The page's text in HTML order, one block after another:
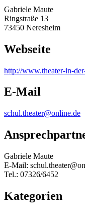
Gabriele Maute
Ringstraße 13
73450 Neresheim
Webseite
http://www.theater-in-
E-Mail
schul.theater@online.de
Gabriele Maute
E-Mail:
Tel.: 07326/6452
Kategorien